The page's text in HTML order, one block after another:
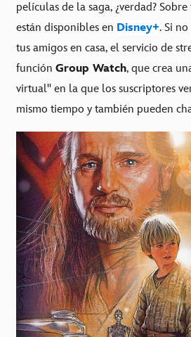
películas de la saga, ¿verdad?
están disponibles en Disney+. Si
tus amigos en casa, el servicio de
función Group Watch, que crea
virtual" en la que los suscriptores
mismo tiempo y también pueden